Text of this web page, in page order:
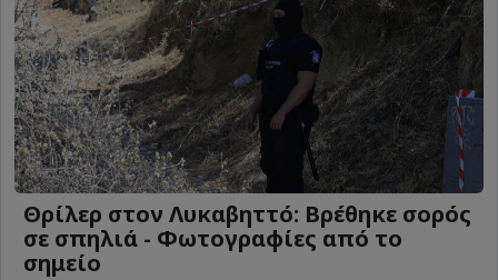
Θρίλερ στον Λυκαβηττό: Βρέθηκε σορός
σε σπηλιά - Φωτογραφίες από το
σημείο